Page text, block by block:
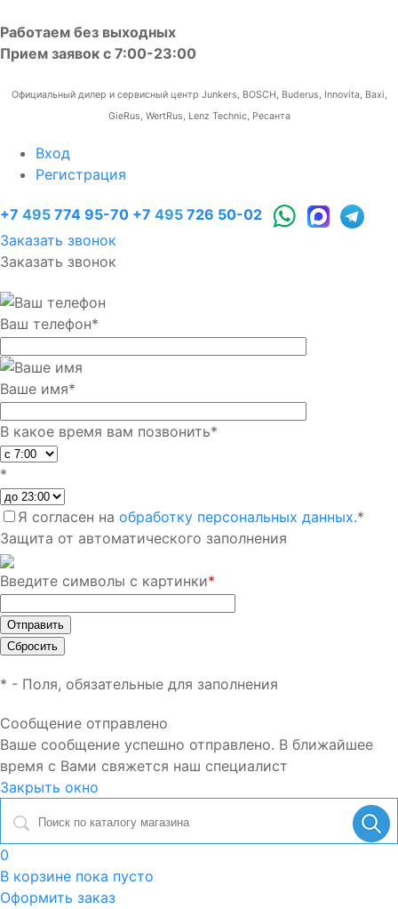
Работаем без выходных
Прием заявок с 7:00-23:00
Официальный дилер и сервисный центр Junkers, BOSCH, Buderus, Innovita, Baxi,
GieRus, WertRus, Lenz Technic, Ресанта
Вход
Регистрация
+7 495 774 95-70 +7 495 726 50-02
Заказать звонок
Заказать звонок
Ваш телефон*
Ваше имя*
В какое время вам позвонить*
*
Я согласен на обработку персональных данных.*
Защита от автоматического заполнения
Введите символы с картинки*
* - Поля, обязательные для заполнения
Сообщение отправлено
Ваше сообщение успешно отправлено. В ближайшее
время с Вами свяжется наш специалист
Закрыть окно
0
В корзине пока пусто
Оформить заказ